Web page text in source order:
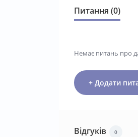
Питання (0)
Немає питань про
+ Додати
Відгуків 0